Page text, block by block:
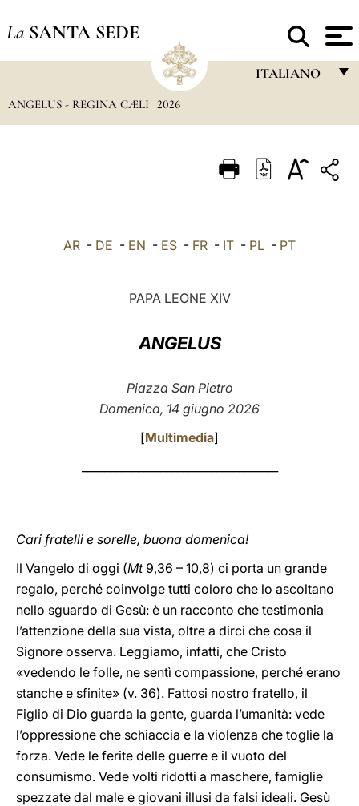
La SANTA SEDE
ITALIANO
ITALIANO
ANGELUS - REGINA CÆLI 2026
AR - DE - EN - ES - FR - IT - PL - PT
PAPA LEONE XIV
ANGELUS
Piazza San Pietro
Domenica, 14 giugno 2026
[Multimedia]
Cari fratelli e sorelle, buona domenica!
Il Vangelo di oggi (Mt9,36 – 10,8) ci porta un grande
regalo, perché coinvolge tutti coloro che lo ascoltano
nello sguardo di Gesù: è un racconto che testimonia
l’attenzione della sua vista, oltre a dirci che cosa il
Signore osserva. Leggiamo, infatti, che Cristo
«vedendo le folle, ne sentì compassione, perché erano
stanche e sfinite» (v. 36). Fattosi nostro fratello, il
Figlio di Dio guarda la gente, guarda l’umanità: vede
l’oppressione che schiaccia e la violenza che toglie la
forza. Vede le ferite delle guerre e il vuoto del
consumismo. Vede volti ridotti a maschere, famiglie
spezzate dal male e giovani illusi da falsi ideali. Gesù